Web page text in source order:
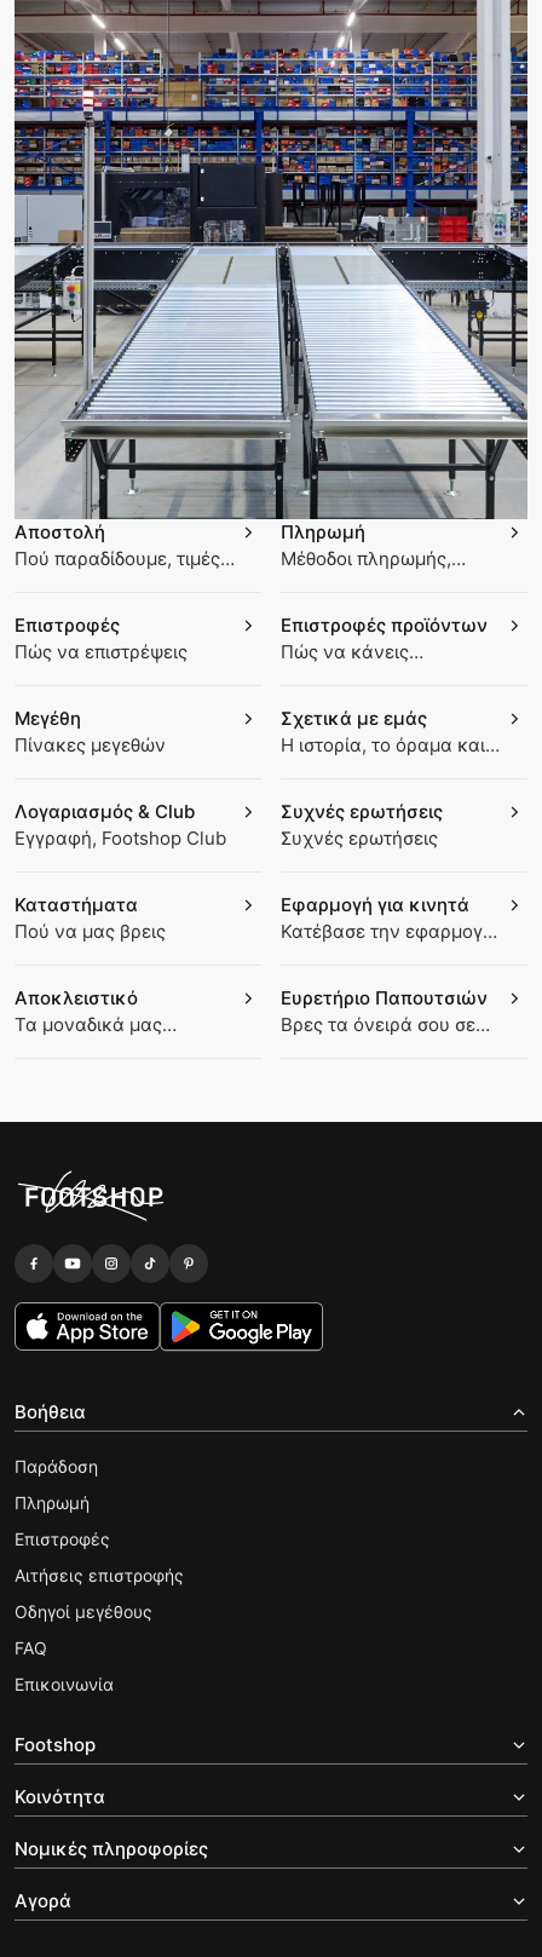
Αποστολή
Πού παραδίδουμε, τιμές,
Πληρωμή
Μέθοδοι πληρωμής,
Επιστροφές
Πώς να επιστρέψεις
Επιστροφές προϊόντων
Πώς να κάνεις
Μεγέθη
Πίνακες μεγεθών
Σχετικά με εμάς
Η ιστορία, το όραμα και
Λογαριασμός & Club
Εγγραφή, Footshop Club
Συχνές ερωτήσεις
Συχνές ερωτήσεις
Καταστήματα
Πού να μας βρεις
Εφαρμογή για κινητά
Κατέβασε την εφαρμογή
Αποκλειστικό
Τα μοναδικά μας
Ευρετήριο Παπουτσιών
Βρες τα όνειρά σου σε
Βοήθεια
Παράδοση
Πληρωμή
Επιστροφές
Αιτήσεις επιστροφής
Οδηγοί μεγέθους
FAQ
Επικοινωνία
Footshop
Κοινότητα
Νομικές πληροφορίες
Αγορά